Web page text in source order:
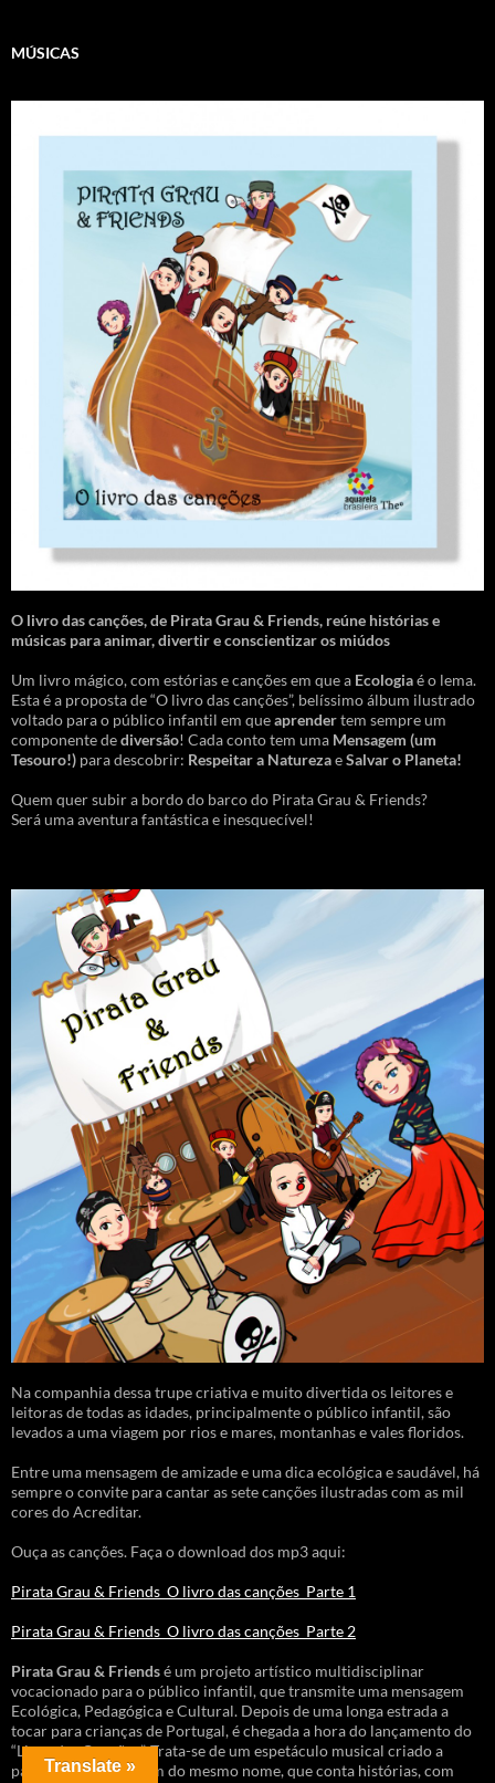
MÚSICAS
O livro das canções,de Pirata Grau & Friends, reúne histórias e
músicas para animar, divertir e conscientizar os miúdos
Um livro mágico, com estórias e canções em que a Ecologiaé o lema.
Esta é a proposta de “O livro das canções”, belíssimo álbum ilustrado
voltado para o público infantil em queaprendertem sempre um
componente dediversão! Cada conto tem uma Mensagem (um
Tesouro!) para descobrir: Respeitar a NaturezaeSalvar o Planeta!
Quem quer subir a bordo do barco do Pirata Grau & Friends?
Será uma aventura fantástica e inesquecível!
Na companhia dessa trupe criativa e muito divertida os leitores e
leitoras de todas as idades, principalmente o público infantil, são
levados a uma viagem por rios e mares, montanhas e vales floridos.
Entre uma mensagem de amizade e uma dica ecológica e saudável, há
sempre o convite para cantar as sete canções ilustradas com as mil
cores do Acreditar.
Ouça as canções. Faça o download dos mp3 aqui:
Pirata Grau & Friends_O livro das canções_Parte 1
Pirata Grau & Friends_O livro das canções_Parte 2
Pirata Grau & Friendsé um projeto artístico multidisciplinar
vocacionado para o público infantil, que transmite uma mensagem
Ecológica, Pedagógica e Cultural. Depois de uma longa estrada a
tocar para crianças de Portugal, é chegada a hora do lançamento do
“Livro das Canções”. Trata-se de um espetáculo musical criado a
partir do livro e álbum do mesmo nome, que conta histórias, com
Translate »